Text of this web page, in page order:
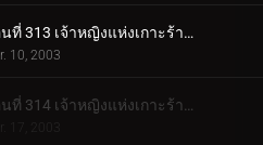
ตอนที่ 313 เจ้าหญิงแห่งเกาะร้างกับปราสาทมังกร (ภาคคดี)
10, 2003
ตอนที่ 314 เจ้าหญิงแห่งเกาะร้างกับปราสาทมังกร (ภาคสืบสวน)
17, 2003